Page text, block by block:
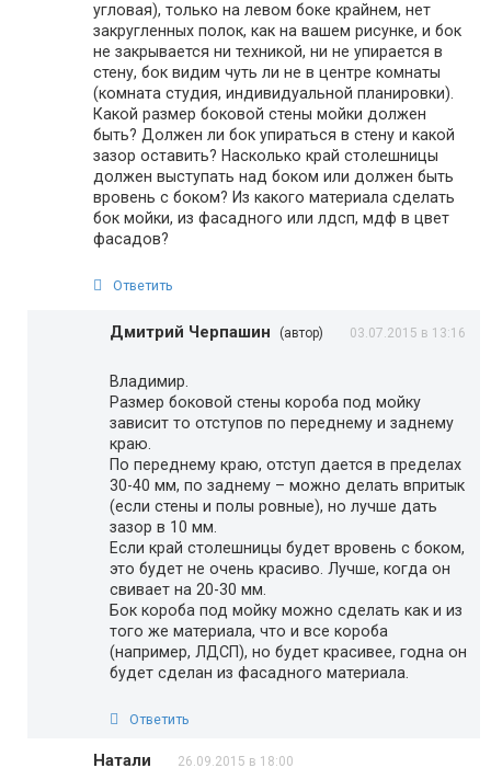
угловая), только на левом боке крайнем, нет
закругленных полок, как на вашем рисунке, и бок
не закрывается ни техникой, ни не упирается в
стену, бок видим чуть ли не в центре комнаты
(комната студия, индивидуальной планировки).
Какой размер боковой стены мойки должен
быть? Должен ли бок упираться в стену и какой
зазор оставить? Насколько край столешницы
должен выступать над боком или должен быть
вровень с боком? Из какого материала сделать
бок мойки, из фасадного или лдсп, мдф в цвет
фасадов?
Ответить
Дмитрий Черпашин (автор) 03.07.2015 в 13:16
Владимир.
Размер боковой стены короба под мойку
зависит то отступов по переднему и заднему
краю.
По переднему краю, отступ дается в пределах
30-40 мм, по заднему – можно делать впритык
(если стены и полы ровные), но лучше дать
зазор в 10 мм.
Если край столешницы будет вровень с боком,
это будет не очень красиво. Лучше, когда он
свивает на 20-30 мм.
Бок короба под мойку можно сделать как и из
того же материала, что и все короба
(например, ЛДСП), но будет красивее, годна он
будет сделан из фасадного материала.
Ответить
Натали 26.09.2015 в 18:00